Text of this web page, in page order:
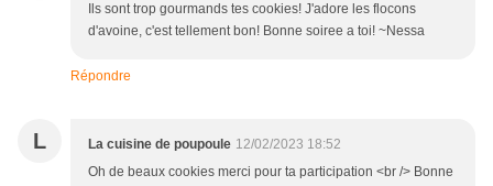
Ils sont trop gourmands tes cookies! J'adore les flocons
d'avoine, c'est tellement bon! Bonne soiree a toi! ~Nessa
Répondre
L La cuisine de poupoule 12/02/2023 18:52
Oh de beaux cookies merci pour ta participation <br /> Bonne